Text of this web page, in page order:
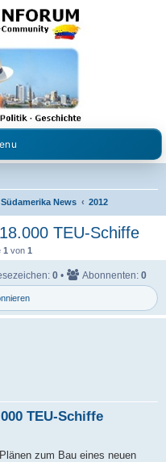
Visum in Kolumbien und Venezuela.
Südamerika News 2012
TEU-Schiffe
1 von 1
0 • Abonnenten: 0
TEU-Schiffe
zum Bau eines neuen